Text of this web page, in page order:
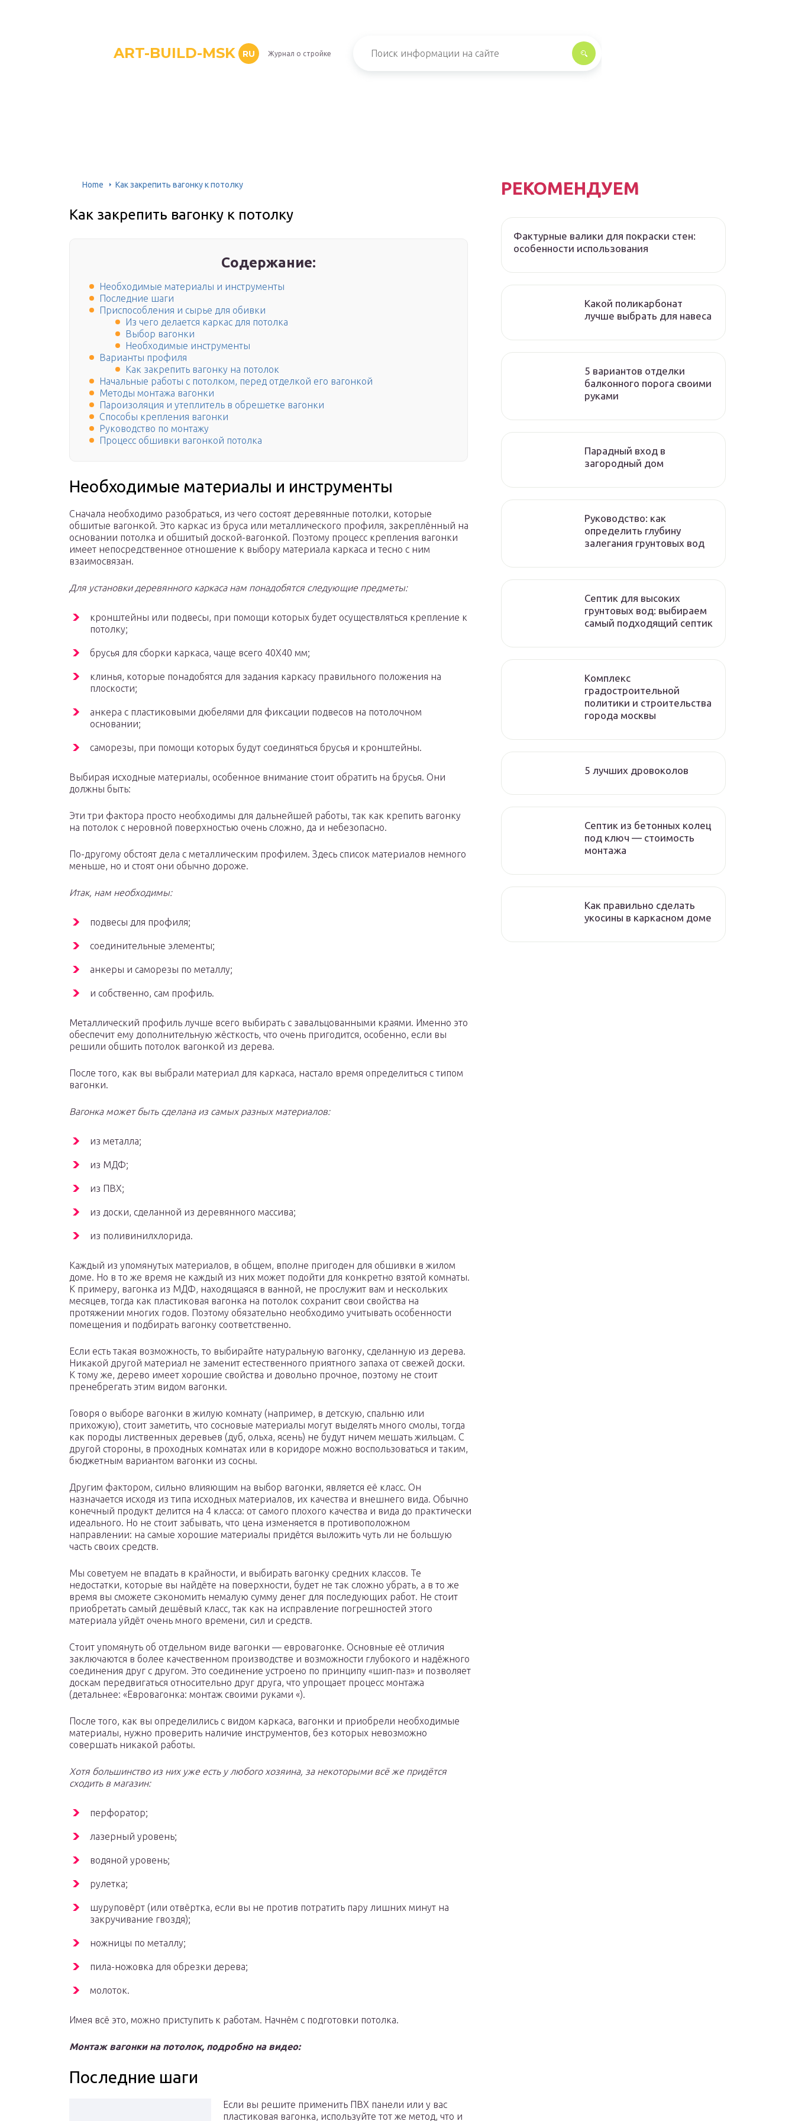
ART-BUILD-MSK RU Журнал о стройке
Home Как закрепить вагонку к потолку
Как закрепить вагонку к потолку
Содержание:
Необходимые материалы и инструменты
Последние шаги
Приспособления и сырье для обивки
Из чего делается каркас для потолка
Выбор вагонки
Необходимые инструменты
Варианты профиля
Как закрепить вагонку на потолок
Начальные работы с потолком, перед отделкой его вагонкой
Методы монтажа вагонки
Пароизоляция и утеплитель в обрешетке вагонки
Способы крепления вагонки
Руководство по монтажу
Процесс обшивки вагонкой потолка
Необходимые материалы и инструменты
Сначала необходимо разобраться, из чего состоят деревянные потолки, которые
обшитые вагонкой. Это каркас из бруса или металлического профиля, закреплённый на
основании потолка и обшитый доской-вагонкой. Поэтому процесс крепления вагонки
имеет непосредственное отношение к выбору материала каркаса и тесно с ним
взаимосвязан.
Для установки деревянного каркаса нам понадобятся следующие предметы:
кронштейны или подвесы, при помощи которых будет осуществляться крепление к
потолку;
брусья для сборки каркаса, чаще всего 40Х40 мм;
клинья, которые понадобятся для задания каркасу правильного положения на
плоскости;
анкера с пластиковыми дюбелями для фиксации подвесов на потолочном
основании;
саморезы, при помощи которых будут соединяться брусья и кронштейны.
Выбирая исходные материалы, особенное внимание стоит обратить на брусья. Они
должны быть:
Эти три фактора просто необходимы для дальнейшей работы, так как крепить вагонку
на потолок с неровной поверхностью очень сложно, да и небезопасно.
По-другому обстоят дела с металлическим профилем. Здесь список материалов немного
меньше, но и стоят они обычно дороже.
Итак, нам необходимы:
подвесы для профиля;
соединительные элементы;
анкеры и саморезы по металлу;
и собственно, сам профиль.
Металлический профиль лучше всего выбирать с завальцованными краями. Именно это
обеспечит ему дополнительную жёсткость, что очень пригодится, особенно, если вы
решили обшить потолок вагонкой из дерева.
После того, как вы выбрали материал для каркаса, настало время определиться с типом
вагонки.
Вагонка может быть сделана из самых разных материалов:
из металла;
из МДФ;
из ПВХ;
из доски, сделанной из деревянного массива;
из поливинилхлорида.
Каждый из упомянутых материалов, в общем, вполне пригоден для обшивки в жилом
доме. Но в то же время не каждый из них может подойти для конкретно взятой комнаты.
К примеру, вагонка из МДФ, находящаяся в ванной, не прослужит вам и нескольких
месяцев, тогда как пластиковая вагонка на потолок сохранит свои свойства на
протяжении многих годов. Поэтому обязательно необходимо учитывать особенности
помещения и подбирать вагонку соответственно.
Если есть такая возможность, то выбирайте натуральную вагонку, сделанную из дерева.
Никакой другой материал не заменит естественного приятного запаха от свежей доски.
К тому же, дерево имеет хорошие свойства и довольно прочное, поэтому не стоит
пренебрегать этим видом вагонки.
Говоря о выборе вагонки в жилую комнату (например, в детскую, спальню или
прихожую), стоит заметить, что сосновые материалы могут выделять много смолы, тогда
как породы лиственных деревьев (дуб, ольха, ясень) не будут ничем мешать жильцам. С
другой стороны, в проходных комнатах или в коридоре можно воспользоваться и таким,
бюджетным вариантом вагонки из сосны.
Другим фактором, сильно влияющим на выбор вагонки, является её класс. Он
назначается исходя из типа исходных материалов, их качества и внешнего вида. Обычно
конечный продукт делится на 4 класса: от самого плохого качества и вида до практически
идеального. Но не стоит забывать, что цена изменяется в противоположном
направлении: на самые хорошие материалы придётся выложить чуть ли не большую
часть своих средств.
Мы советуем не впадать в крайности, и выбирать вагонку средних классов. Те
недостатки, которые вы найдёте на поверхности, будет не так сложно убрать, а в то же
время вы сможете сэкономить немалую сумму денег для последующих работ. Не стоит
приобретать самый дешёвый класс, так как на исправление погрешностей этого
материала уйдёт очень много времени, сил и средств.
Стоит упомянуть об отдельном виде вагонки — евровагонке. Основные её отличия
заключаются в более качественном производстве и возможности глубокого и надёжного
соединения друг с другом. Это соединение устроено по принципу «шип-паз» и позволяет
доскам передвигаться относительно друг друга, что упрощает процесс монтажа
(детальнее: «Евровагонка: монтаж своими руками «).
После того, как вы определились с видом каркаса, вагонки и приобрели необходимые
материалы, нужно проверить наличие инструментов, без которых невозможно
совершать никакой работы.
Хотя большинство из них уже есть у любого хозяина, за некоторыми всё же придётся
сходить в магазин:
перфоратор;
лазерный уровень;
водяной уровень;
рулетка;
шуруповёрт (или отвёртка, если вы не против потратить пару лишних минут на
закручивание гвоздя);
ножницы по металлу;
пила-ножовка для обрезки дерева;
молоток.
Имея всё это, можно приступить к работам. Начнём с подготовки потолка.
Монтаж вагонки на потолок, подробно на видео:
Последние шаги
Если вы решите применить ПВХ панели или у вас
пластиковая вагонка, используйте тот же метод, что и
РЕКОМЕНДУЕМ
Фактурные валики для покраски стен:
особенности использования
Какой поликарбонат
лучше выбрать для навеса
5 вариантов отделки
балконного порога своими
руками
Парадный вход в
загородный дом
Руководство: как
определить глубину
залегания грунтовых вод
Септик для высоких
грунтовых вод: выбираем
самый подходящий септик
Комплекс
градостроительной
политики и строительства
города москвы
5 лучших дровоколов
Септик из бетонных колец
под ключ — стоимость
монтажа
Как правильно сделать
укосины в каркасном доме